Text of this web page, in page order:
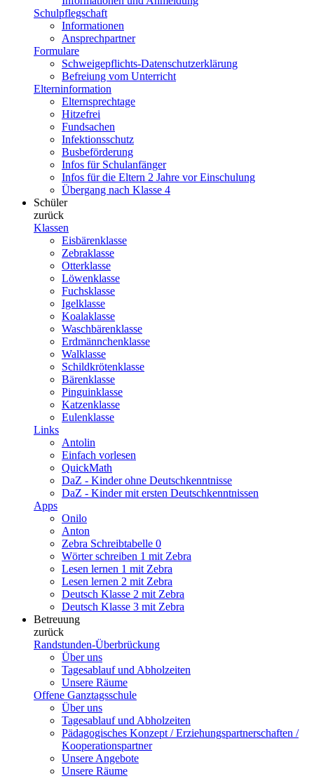
Schulpflegschaft
Informationen
Ansprechpartner
Formulare
Schweigepflichts-Datenschutzerklärung
Befreiung vom Unterricht
Elterninformation
Elternsprechtage
Hitzefrei
Fundsachen
Infektionsschutz
Busbeförderung
Infos für Schulanfänger
Infos für die Eltern 2 Jahre vor Einschulung
Übergang nach Klasse 4
Schüler
zurück
Klassen
Eisbärenklasse
Zebraklasse
Otterklasse
Löwenklasse
Fuchsklasse
Igelklasse
Koalaklasse
Waschbärenklasse
Erdmännchenklasse
Walklasse
Schildkrötenklasse
Bärenklasse
Pinguinklasse
Katzenklasse
Eulenklasse
Links
Antolin
Einfach vorlesen
QuickMath
DaZ - Kinder ohne Deutschkenntnisse
DaZ - Kinder mit ersten Deutschkenntnissen
Apps
Onilo
Anton
Zebra Schreibtabelle 0
Wörter schreiben 1 mit Zebra
Lesen lernen 1 mit Zebra
Lesen lernen 2 mit Zebra
Deutsch Klasse 2 mit Zebra
Deutsch Klasse 3 mit Zebra
Betreuung
zurück
Randstunden-Überbrückung
Über uns
Tagesablauf und Abholzeiten
Unsere Räume
Offene Ganztagsschule
Über uns
Tagesablauf und Abholzeiten
Pädagogisches Konzept / Erziehungspartnerschaften /
Kooperationspartner
Unsere Angebote
Unsere Räume